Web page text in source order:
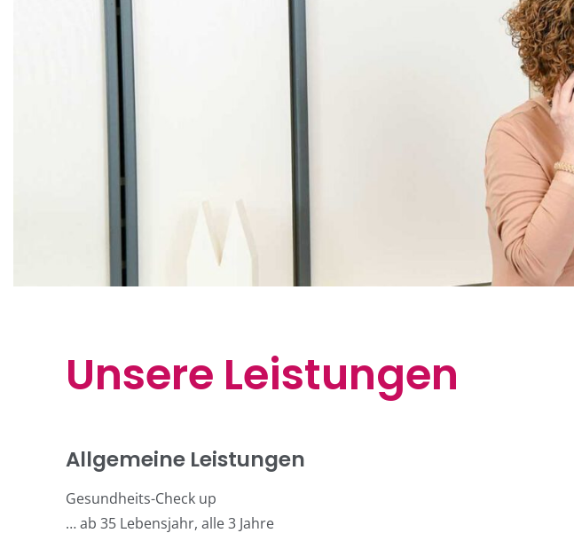
Unsere Leistungen
Allgemeine Leistungen
Gesundheits-Check up
… ab 35 Lebensjahr, alle 3 Jahre